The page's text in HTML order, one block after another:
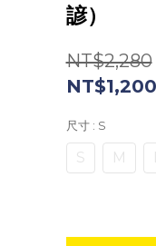
諺）
NT$2,280
NT$1,200
尺寸 : S
S M